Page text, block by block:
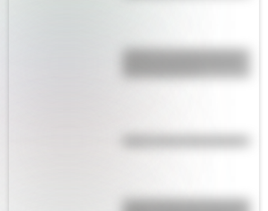
¿Sabías que Argentina tuvo la
alta de Sudamérica?
La gran hazaña del Cruce de los